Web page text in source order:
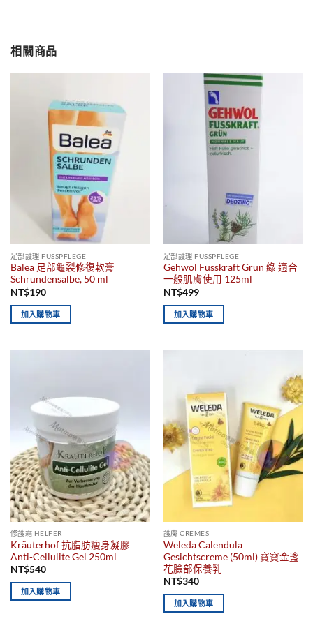
相關商品
足部​護理 FUSSPFLEGE
Balea 足部龜裂修復軟膏
Schrundensalbe, 50 ml
NT$190
加入購物車
足部​護理 FUSSPFLEGE
Gehwol Fusskraft Grün 綠 適合
一般肌膚使用 125ml
NT$499
加入購物車
修護霜 HELFER
Kräuterhof 抗脂肪瘦身凝膠
Anti-Cellulite Gel 250ml
NT$540
加入購物車
護膚 CREMES
Weleda Calendula
Gesichtscreme (50ml) 寶寶金盞
花臉部保養乳
NT$340
加入購物車